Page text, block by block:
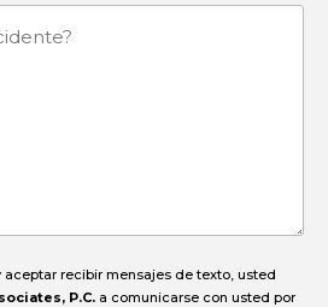
aceptar recibir mensajes de texto, usted
P.C. a comunicarse con usted por